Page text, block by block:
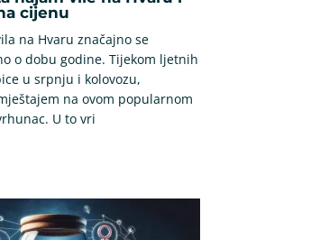
cijenu
na Hvaru značajno se
o dobu godine. Tijekom ljetnih
u srpnju i kolovozu,
na ovom popularnom
U to vri